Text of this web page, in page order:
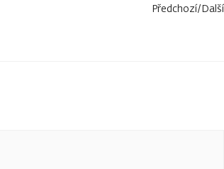
Předchozí/Další